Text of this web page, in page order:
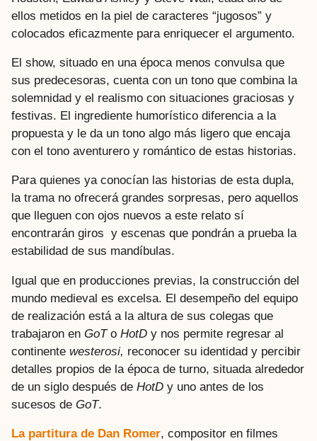
ellos metidos en la piel de caracteres “jugosos” y
colocados eficazmente para enriquecer el argumento.
El show, situado en una época menos convulsa que
sus predecesoras, cuenta con un tono que combina la
solemnidad y el realismo con situaciones graciosas y
festivas. El ingrediente humorístico diferencia a la
propuesta y le da un tono algo más ligero que encaja
con el tono aventurero y romántico de estas historias.
Para quienes ya conocían las historias de esta dupla,
la trama no ofrecerá grandes sorpresas, pero aquellos
que lleguen con ojos nuevos a este relato sí
encontrarán giros y escenas que pondrán a prueba la
estabilidad de sus mandíbulas.
Igual que en producciones previas, la construcción del
mundo medieval es excelsa. El desempeño del equipo
de realización está a la altura de sus colegas que
trabajaron en GoTo HotD y nos permite regresar al
continente westerosi, reconocer su identidad y percibir
detalles propios de la época de turno, situada alrededor
de un siglo después de HotD y uno antes de los
sucesos de GoT.
La partitura de Dan Romer, compositor en filmes